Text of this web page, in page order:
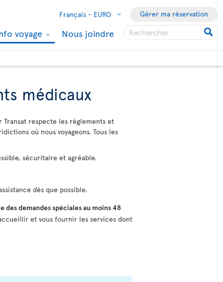
Français - EURO Gérer ma réservation
voyage Nous joindre
médicaux
Transat respecte les règlements et
où nous voyageons. Tous les
sécuritaire et agréable.
dès que possible.
demandes spéciales au moins 48
et vous fournir les services dont